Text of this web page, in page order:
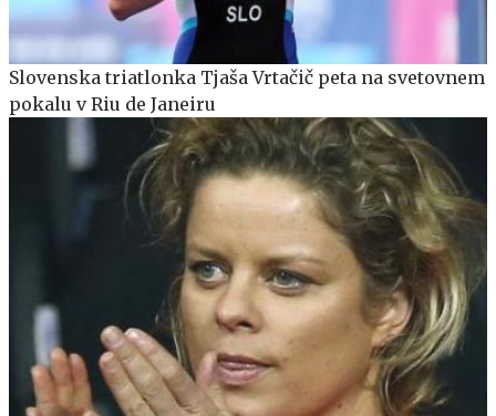
Slovenska triatlonka Tjaša Vrtačič peta na svetovnem
pokalu v Riu de Janeiru